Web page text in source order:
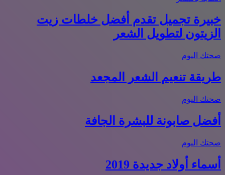
خبيرة تجميل تقدم أفضل خلطات زيت
الزيتون لتطويل الشعر
صحتك اليوم
طريقة تنعيم الشعر المجعد
صحتك اليوم
أفضل صابونة للبشرة الجافة
صحتك اليوم
أسماء أولاد جديدة 2019